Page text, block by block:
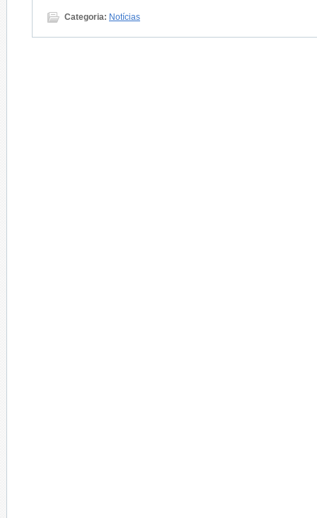
Categoria: Notícias